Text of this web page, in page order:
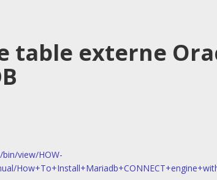
table externe
view/HOW-